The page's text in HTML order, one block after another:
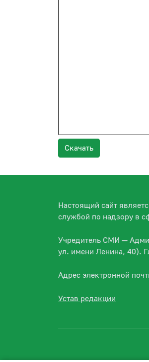
Скачать
Настоящий сайт
службой по надзору в
Учредитель СМИ —
ул. имени Ленина, 40).
Адрес электронной
Устав редакции